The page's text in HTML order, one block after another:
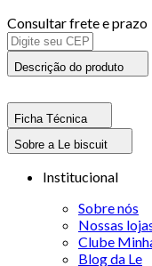
Consultar frete e prazo
Descrição do produto
Ficha Técnica
Sobre a Le biscuit
Institucional
Sobre nós
Nossas
Clube
Blog da Le